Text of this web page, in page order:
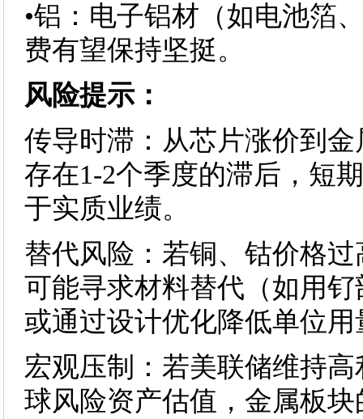
•铝：电子铝材（如电池箔
费有望保持坚挺。
风险提示：
传导时滞：从芯片涨价到
存在1-2个季度的滞后，短
于实质业绩。
替代风险：若铜、钴价格
可能寻求材料替代（如用
或通过设计优化降低单位用
宏观压制：若美联储维持
球风险资产估值，金属板